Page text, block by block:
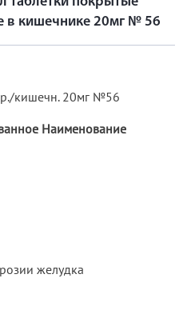
в кишечнике 20мг № 56
кишечн. 20мг №56
Наименование
желудка